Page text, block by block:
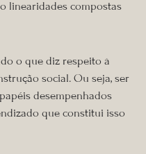
linearidades compostas
o que diz respeito à
social. Ou seja, ser
desempenhados
que constitui isso